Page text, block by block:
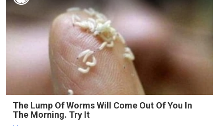
The Lump Of Worms Will Come Out Of You In
The Morning. Try It